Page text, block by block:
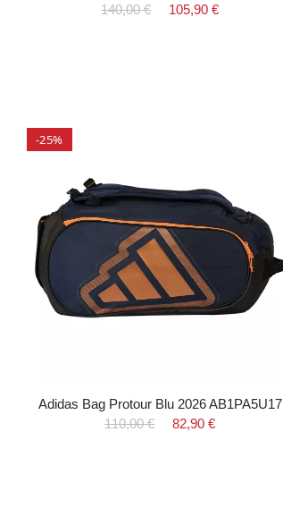
140,00 €
105,90 €
-25%
Adidas Bag Protour Blu 2026 AB1PA5U17
110,00 €
82,90 €